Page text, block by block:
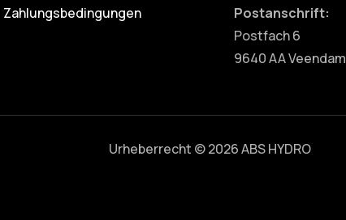
Zahlungsbedingungen
Postanschrift:
Postfach 6
9640 AA Veendam
Urheberrecht © 2026 ABS HYDRO